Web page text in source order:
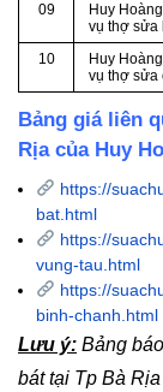
09
Huy
vụ thợ sửa
10
Huy
vụ thợ sửa
Bảng giá liên
Rịa của Huy
https://
bat.html
https://
vung-tau.html
https://
binh-chanh.html
Lưu ý: Bảng
bát tại Tp Bà